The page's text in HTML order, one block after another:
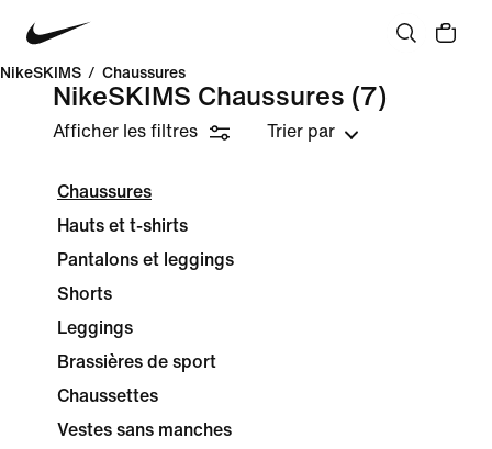
NikeSKIMS / Chaussures
NikeSKIMS Chaussures (7)
Afficher les filtres Trier par
Chaussures
Hauts et t-shirts
Pantalons et leggings
Shorts
Leggings
Brassières de sport
Chaussettes
Vestes sans manches